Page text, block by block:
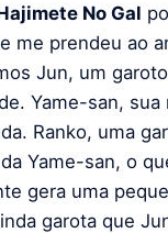
No Gal
me prendeu ao
Jun, um
Yame-san, sua
Ranko, uma
Yame-san, o
gera uma
garota que